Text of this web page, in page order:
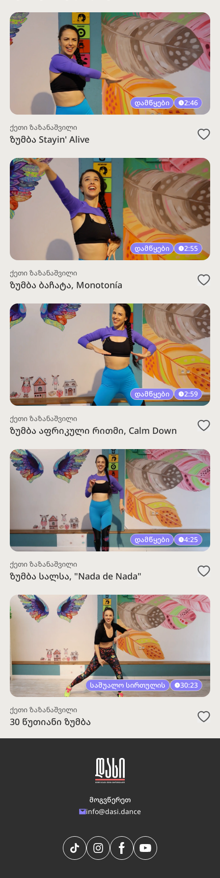
დამწყები 2:46
ქეთი ზაზანაშვილი
ზუმბა Stayin' Alive
დამწყები 2:55
ქეთი ზაზანაშვილი
ზუმბა ბაჩატა, Monotonía
დამწყები 2:59
ქეთი ზაზანაშვილი
ზუმბა აფრიკული რითმი, Calm Down
დამწყები 4:25
ქეთი ზაზანაშვილი
ზუმბა სალსა, "Nada de Nada"
საშუალო სირთულის 30:23
ქეთი ზაზანაშვილი
30 წუთიანი ზუმბა
მოგვწერეთ
info@dasi.dance